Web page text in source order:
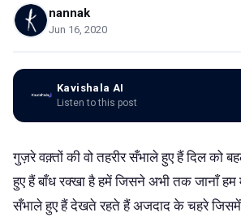
nannak
Jun 16, 2020
Kavishala AI
Listen to this post
गुज़रे वक़्तों की वो तहरीर सँभाले हुए हैं दिल को
हुए हैं बाँध रक्खा है हमें जिसने अभी तक जानाँ हम
सँभाले हुए हैं देखते रहते हैं अजदाद के चहरे